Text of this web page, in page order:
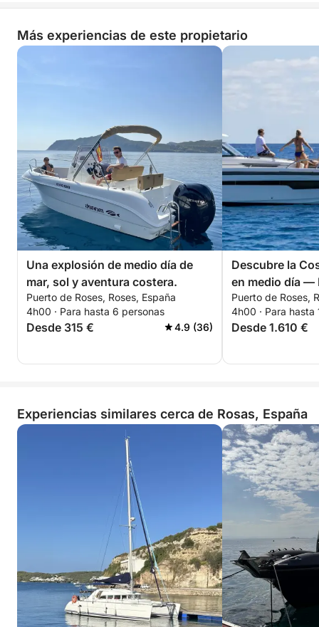
Más experiencias de este propietario
Una explosión de medio día de
mar, sol y aventura costera.
Puerto de Roses, Roses, España
4h00 · Para hasta 6 personas
Desde 315 € 4.9 (36)
Descubre la
en medio día —
Puerto de Roses,
4h00 · Para hasta
Desde 1.610 €
Experiencias similares cerca de Rosas, España